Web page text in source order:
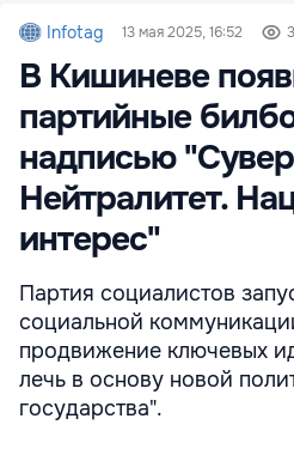
Infotag 13 мая 2025, 16:52
В Кишиневе
партийные
надписью
Нейтралитет.
интерес"
Партия социалистов
социальной
продвижение ключевых
лечь в основу новой
государства".